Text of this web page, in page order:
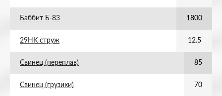
Баббит Б-83 1800
29НК струж 12.5
Свинец (переплав) 85
Свинец (грузики) 70